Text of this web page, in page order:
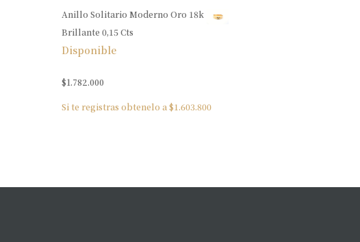
Anillo Solitario Moderno Oro 18k
Brillante 0,15 Cts
Disponible
$1.782.000
Si te registras obtenelo a $1.603.800